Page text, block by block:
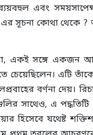
এবং সময়সাপেক্ষ
এর সূচনা কোথা থেকে
একই সঙ্গে একজন
চেয়েছিলেন। এটি
বর্ণনা দেয়।
সাথেও, এ পদ্ধতিটি
হিসেবে যথেষ্ট